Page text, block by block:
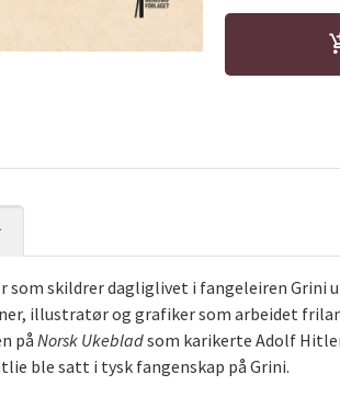
som skildrer dagliglivet i fangeleiren Grini
illustratør og grafiker som arbeidet
på Norsk Ukebladsom karikerte Adolf
ble satt i tysk fangenskap på Grini.